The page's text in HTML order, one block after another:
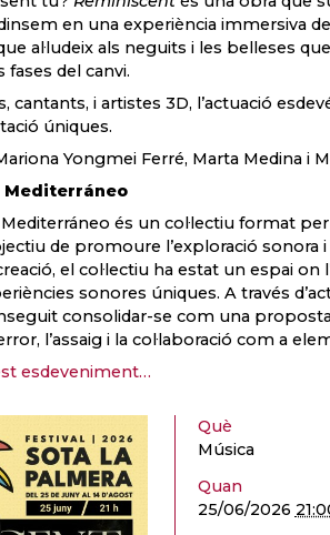
en una experiència immersiva
al·ludeix als neguits i les belleses
del canvi.
i artistes 3D, l’actuació
úniques.
Yongmei Ferré, Marta Medina i
Mediterráneo
és un col·lectiu format
de promoure l’exploració sonora
el col·lectiu ha estat un espai on
sonores úniques. A través
consolidar-se com una
l’assaig i la col·laboració com a
esdeveniment…
Què
Música
Quan
25/06/2026